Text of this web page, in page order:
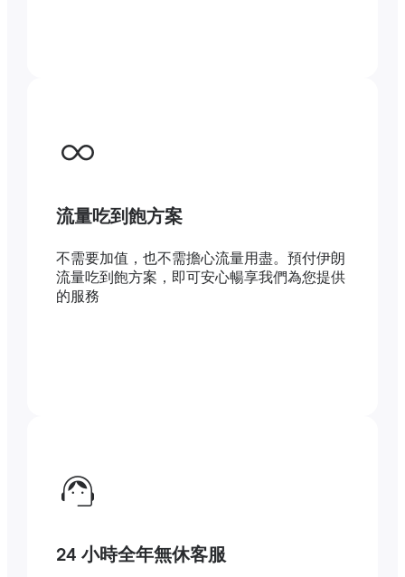
流量吃到飽方案
不需要加值，也不需擔心流量用盡。預付伊朗
流量吃到飽方案，即可安心暢享我們為您提供
的服務
24 小時全年無休客服